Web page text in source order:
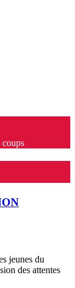
coups
jeunes du
des attentes